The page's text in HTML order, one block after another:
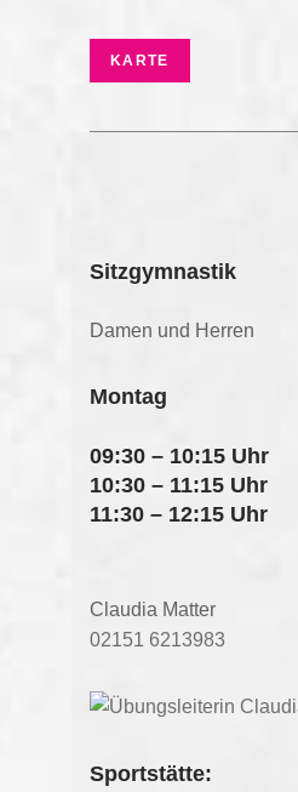
KARTE
Sitzgymnastik
Damen und Herren
Montag
09:30 – 10:15 Uhr
10:30 – 11:15 Uhr
11:30 – 12:15 Uhr
Claudia Matter
02151 6213983
Sportstätte: